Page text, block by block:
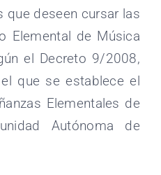
que deseen cursar las
Elemental de Música
el Decreto 9/2008,
que se establece el
Elementales de
Autónoma de